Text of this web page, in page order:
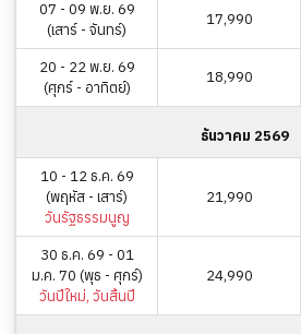
07 - 09 พ.ย. 69
(เสาร์ - จันทร์)
17,990
20 - 22 พ.ย. 69
(ศุกร์ - อาทิตย์)
18,990
ธันวาคม 2569
10 - 12 ธ.ค. 69
(พฤหัส - เสาร์)
วันรัฐธรรมนูญ
21,990
30 ธ.ค. 69 - 01
ม.ค. 70 (พุธ - ศุกร์)
วันปีใหม่, วันสิ้นปี
24,990